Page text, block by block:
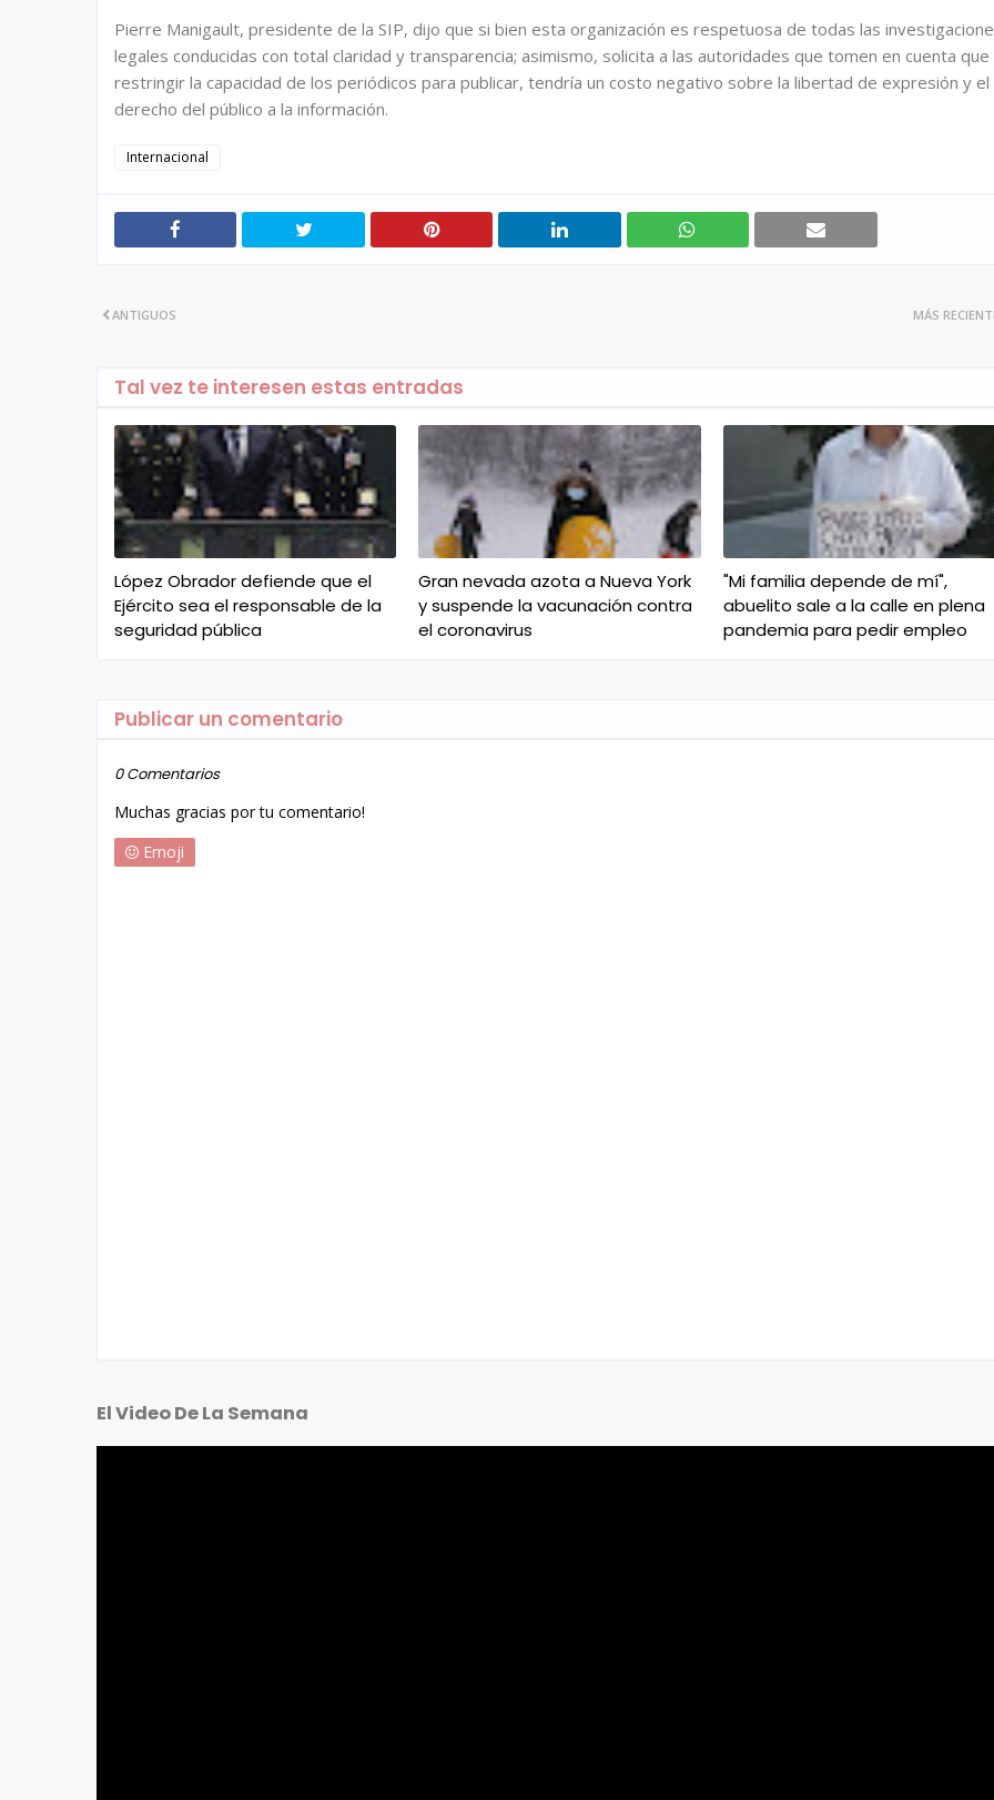
Pierre Manigault, presidente de la SIP, dijo que si bien esta organización es respetuosa de todas las
legales conducidas con total claridad y transparencia; asimismo, solicita a las autoridades que tomen en cuenta que
restringir la capacidad de los periódicos para publicar, tendría un costo negativo sobre la libertad de expresión y el
derecho del público a la información.
Internacional
MÁS
ANTIGUOS
Tal vez te interesen estas entradas
López Obrador defiende que el
Ejército sea el responsable de la
seguridad pública
Gran nevada azota a Nueva York
y suspende la vacunación contra
el coronavirus
"Mi familia depende de mí",
abuelito sale a la calle en plena
pandemia para pedir empleo
Publicar un comentario
0 Comentarios
Muchas gracias por tu comentario!
Emoji
El Video De La Semana